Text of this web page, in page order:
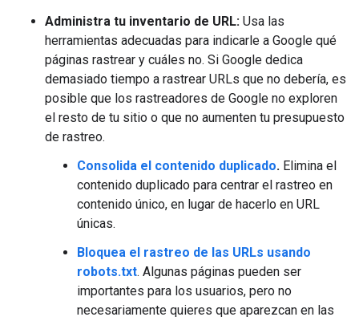
Administra tu inventario de URL: Usa las
herramientas adecuadas para indicarle a Google qué
páginas rastrear y cuáles no. Si Google dedica
demasiado tiempo a rastrear URLs que no debería, es
posible que los rastreadores de Google no exploren
el resto de tu sitio o que no aumenten tu presupuesto
de rastreo.
Consolida el contenido duplicado. Elimina el
contenido duplicado para centrar el rastreo en
contenido único, en lugar de hacerlo en URL
únicas.
Bloquea el rastreo de las URLs usando
robots.txt. Algunas páginas pueden ser
importantes para los usuarios, pero no
necesariamente quieres que aparezcan en las